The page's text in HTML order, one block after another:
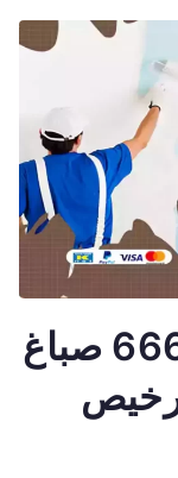
صباغ الدوحة 66616884 صباغ